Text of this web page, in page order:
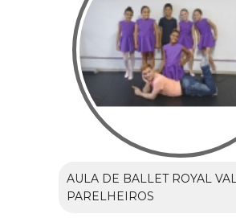
AULA DE BALLET ROYAL
PARELHEIROS